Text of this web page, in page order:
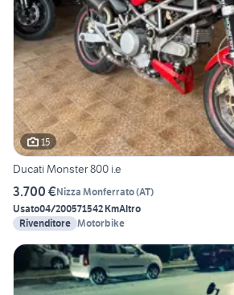
15
Ducati Monster 800 i.e
3.700 €Nizza Monferrato(AT)
Usato04/200571542 KmAltro
Rivenditore Motorbike